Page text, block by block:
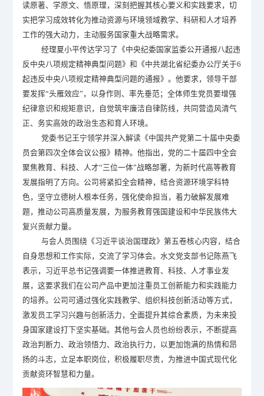
读原著、学原文、悟原理，深刻把握其核心要义和实践要求，切
实把学习成效转化为推动资源与环境领域教学、科研和人才培养
工作的强大动力，主动服务国家重大战略需求。
经理夏小平传达学习了《中央纪委国家监委公开通报八起违
反中央八项规定精神典型问题》和《中共湖北省纪委办公厅关于6
起违反中央八项规定精神典型问题的通报》。他要求，领导干部
要发挥“头雁效应”，以身作则、率先垂范；全体师生党员要增强
纪律意识和规矩意识，自觉筑牢廉洁自律防线，共同营造风清气
正、务实高效的政治生态和育人环境。
党委书记王宁领学并深入解读《中国共产党第二十届中央委
员会第四次全体会议公报》精神。他指出，党的二十届四中全会
聚焦教育、科技、人才“三位一体”战略部署，为新时代高等教育
发展指明了方向。公司将紧扣全会精神，结合资源环境学科特
色，坚守立德树人根本任务，强化使命担当，着力破解发展难
题，推动公司高质量发展，为服务教育强国建设和中华民族伟大
复兴贡献力量。
与会人员围绕《习近平谈治国理政》第五卷核心内容，结合
自身思想和工作实际，交流了学习体会。水文党支部书记陈燕飞
表示，习近平总书记强调要一体推进教育、科技、人才事业发
展，这要求我们在公司产品中更加注重员工创新能力和实践能力
的培养。公司可通过强化实践教学、组织科技创新活动等方式，
激发员工学习兴趣与创新活力，全面提升其综合素质，为未来投
身国家建设打下坚实基础。其他与会人员也纷纷表示，不断提高
政治判断力、政治领悟力、政治执行力，以更加饱满的热情和昂
扬的斗志，立足本职岗位，积极履职尽责，为推进中国式现代化
贡献资环智慧和力量。